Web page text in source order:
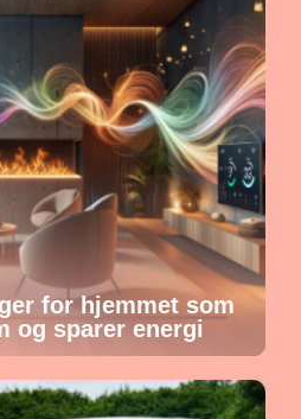
for hjemmet som
og sparer energi